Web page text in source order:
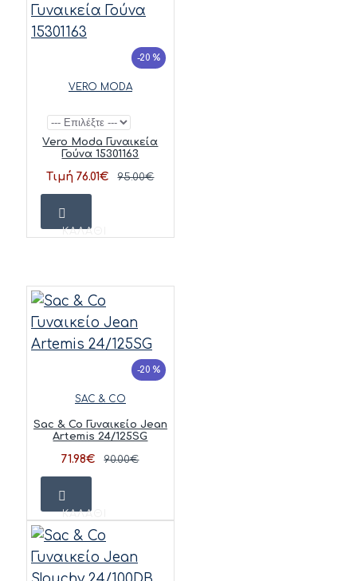
-20 %
VERO MODA
Vero Moda Γυναικεία
Γούνα 15301163
Τιμή 76.01€ 95.00€
ΚΑΛΆΘΙ
-20 %
SAC & CO
Sac & Co Γυναικείο Jean
Artemis 24/125SG
71.98€ 90.00€
ΚΑΛΆΘΙ